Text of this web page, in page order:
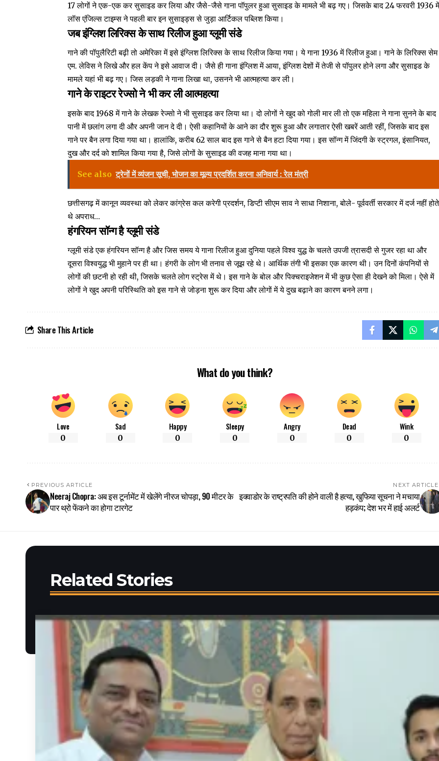
17 लोगों ने एक-एक कर सुसाइड कर लिया और जैसे-जैसे गाना पॉपुलर हुआ सुसाइड के मामले भी बढ़ गए। जिसके बाद 24 फरवरी 1936
लॉस एंजिल्स टाइम्स ने पहली बार इन सुसाइड्स से जुड़ा आर्टिकल पब्लिश किया।
जब इंग्लिश लिरिक्स के साथ रिलीज हुआ ग्लूमी संडे
गाने की पॉपुलैरिटी बढ़ी तो अमेरिका में इसे इंग्लिश लिरिक्स के साथ रिलीज किया गया। ये गाना 1936 में रिलीज हुआ। गाने के लिरिक्स सेम
एम. लेविस ने लिखे और हल केंप ने इसे आवाज दी। जैसे ही गाना इंग्लिश में आया, इंग्लिश देशों में तेजी से पॉपुलर होने लगा और सुसाइड के
मामले यहां भी बढ़ गए। जिस लड़की ने गाना लिखा था, उसनने भी आत्महत्या कर ली।
गाने के राइटर रेज्सो ने भी कर ली आत्महत्या
इसके बाद 1968 में गाने के लेखक रेज्सो ने भी सुसाइड कर लिया था। दो लोगों ने खुद को गोली मार ली तो एक महिला ने गाना सुनने के बाद
पानी में छलांग लगा दी और अपनी जान दे दी। ऐसी कहानियों के आने का दौर शुरू हुआ और लगातार ऐसी खबरें आती रहीं, जिसके बाद इस
गाने पर बैन लगा दिया गया था। हालांकि, करीब 62 साल बाद इस गाने से बैन हटा दिया गया। इस सॉन्ग में जिंदगी के स्ट्रगल, इंसानियत,
दुख और दर्द को शामिल किया गया है, जिसे लोगों के सुसाइड की वजह माना गया था।
See also ट्रेनों में व्यंजन सूची, भोजन का मूल्य प्रदर्शित करना अनिवार्य : रेल मंत्री
छत्तीसगढ़ में कानून व्यवस्था को लेकर कांग्रेस कल करेगी प्रदर्शन, डिप्टी सीएम साव ने साधा निशाना, बोले- पूर्ववर्ती सरकार में दर्ज नहीं होते
थे अपराध…
हंगरियन सॉन्ग है ग्लूमी संडे
ग्लूमी संडे एक हंगरियन सॉन्ग है और जिस समय ये गाना रिलीज हुआ दुनिया पहले विश्व युद्ध के चलते उपजी त्रासदी से गुजर रहा था और
दूसरा विश्वयुद्ध भी मुहाने पर ही था। हंगरी के लोग भी तनाव से जूझ रहे थे। आर्थिक तंगी भी इसका एक कारण थी। उन दिनों कंपनियों से
लोगों की छटनी हो रही थी, जिसके चलते लोग स्ट्रेस में थे। इस गाने के बोल और पिक्चराइजेशन में भी कुछ ऐसा ही देखने को मिला। ऐसे में
लोगों ने खुद अपनी परिस्थिति को इस गाने से जोड़ना शुरू कर दिया और लोगों में ये दुख बढ़ाने का कारण बनने लगा।
Share This Article
What do you think?
Love
0
Sad
0
Happy
0
Sleepy
0
Angry
0
Dead
0
Wink
0
PREVIOUS ARTICLE
Neeraj Chopra: अब इस टूर्नामेंट में खेलेंगे नीरज चोपड़ा, 90 मीटर के
पार थ्रो फेंकने का होगा टारगेट
NEXT ARTICLE
इक्वाडोर के राष्ट्रपति की होने वाली है हत्या, खुफिया सूचना ने मचाया
हड़कंप; देश भर में हाई अलर्ट
Related Stories